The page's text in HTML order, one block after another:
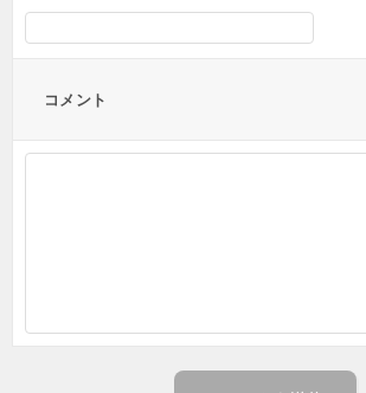
コメント